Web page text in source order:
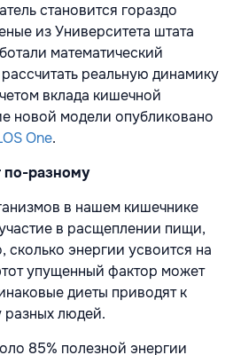
становится гораздо
из Университета штата
математический
реальную динамику
вклада кишечной
новой модели опубликовано
One.
по-разному
в нашем кишечнике
в расщеплении пищи,
сколько энергии усвоится на
упущенный фактор может
диеты приводят к
разных людей.
85% полезной энергии